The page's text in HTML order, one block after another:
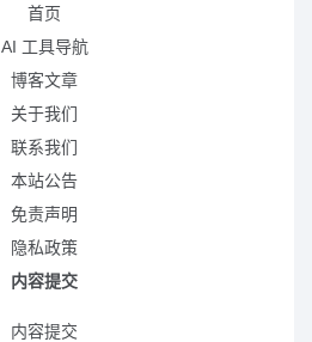
首页
AI 工具导航
博客文章
关于我们
联系我们
本站公告
免责声明
隐私政策
内容提交
内容提交